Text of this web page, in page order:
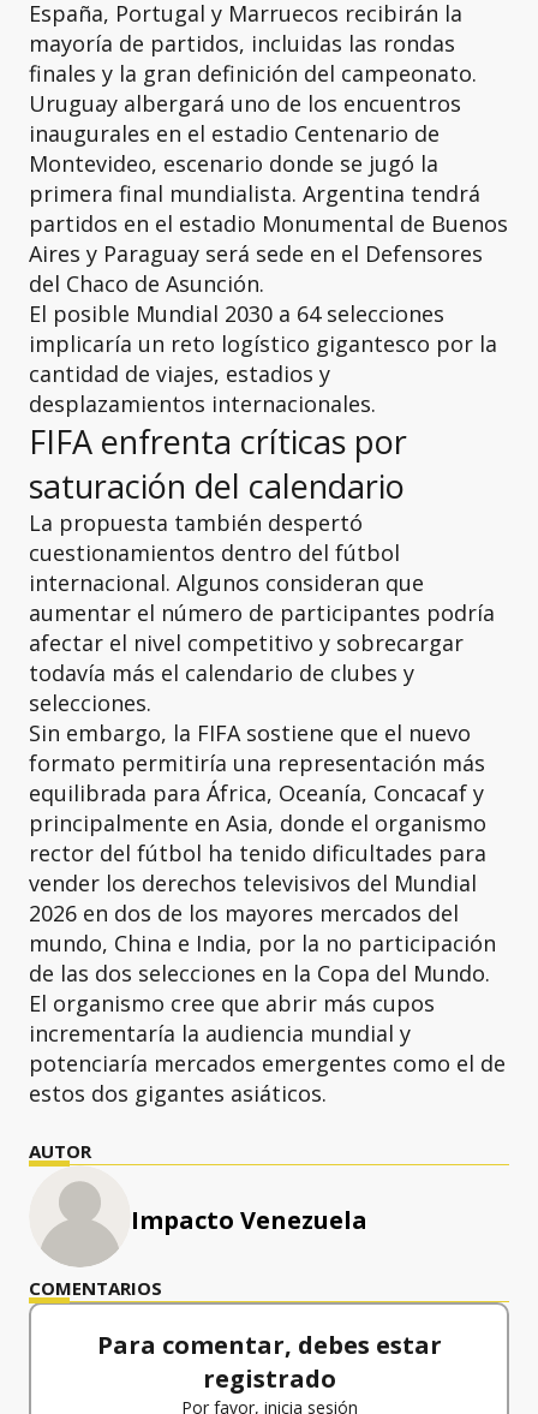
España, Portugal y Marruecos recibirán la
mayoría de partidos, incluidas las rondas
finales y la gran definición del campeonato.
Uruguay albergará uno de los encuentros
inaugurales en el estadio Centenario de
Montevideo, escenario donde se jugó la
primera final mundialista. Argentina tendrá
partidos en el estadio Monumental de Buenos
Aires y Paraguay será sede en el Defensores
del Chaco de Asunción.
El posible Mundial 2030 a 64 selecciones
implicaría un reto logístico gigantesco por la
cantidad de viajes, estadios y
desplazamientos internacionales.
FIFA enfrenta críticas por
saturación del calendario
La propuesta también despertó
cuestionamientos dentro del fútbol
internacional. Algunos consideran que
aumentar el número de participantes podría
afectar el nivel competitivo y sobrecargar
todavía más el calendario de clubes y
selecciones.
Sin embargo, la FIFA sostiene que el nuevo
formato permitiría una representación más
equilibrada para África, Oceanía, Concacaf y
principalmente en Asia, donde el organismo
rector del fútbol ha tenido dificultades para
vender los derechos televisivos del Mundial
2026 en dos de los mayores mercados del
mundo, China e India, por la no participación
de las dos selecciones en la Copa del Mundo.
El organismo cree que abrir más cupos
incrementaría la audiencia mundial y
potenciaría mercados emergentes como el de
estos dos gigantes asiáticos.
AUTOR
Impacto Venezuela
COMENTARIOS
Para comentar, debes estar
registrado
Por favor, inicia sesión